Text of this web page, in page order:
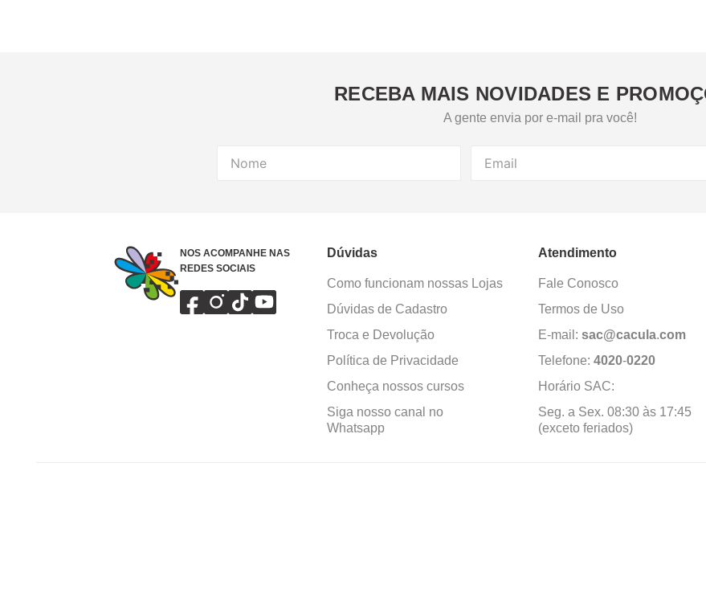
RECEBA MAIS NOVIDADES E
A gente envia por e-mail pra você!
NOS ACOMPANHE NAS
REDES SOCIAIS
Dúvidas
Como funcionam nossas Lojas
Dúvidas de Cadastro
Troca e Devolução
Política de Privacidade
Conheça nossos cursos
Siga nosso canal no
Whatsapp
Atendimento
Fale Conosco
Termos de Uso
E-mail: sac@cacula.com
Telefone: 4020-0220
Horário SAC:
Seg. a Sex. 08:30 às 17:45
(exceto feriados)